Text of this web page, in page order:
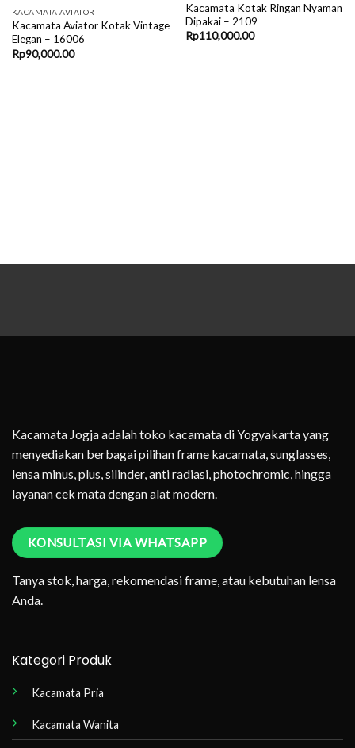
KACAMATA AVIATOR
Kacamata Aviator Kotak Vintage
Elegan – 16006
Rp90,000.00
Kacamata Kotak Ringan Nyaman
Dipakai – 2109
Rp110,000.00
Kacamata Jogja adalah toko kacamata di Yogyakarta yang
menyediakan berbagai pilihan frame kacamata, sunglasses,
lensa minus, plus, silinder, anti radiasi, photochromic, hingga
layanan cek mata dengan alat modern.
KONSULTASI VIA WHATSAPP
Tanya stok, harga, rekomendasi frame, atau kebutuhan lensa
Anda.
Kategori Produk
Kacamata Pria
Kacamata Wanita